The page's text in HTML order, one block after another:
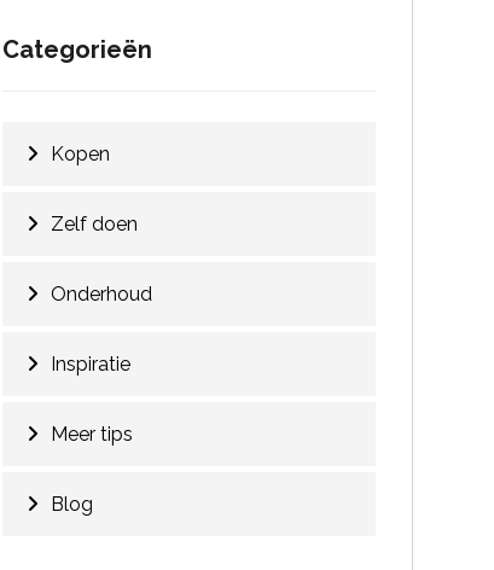
Categorieën
Kopen
Zelf doen
Onderhoud
Inspiratie
Meer tips
Blog